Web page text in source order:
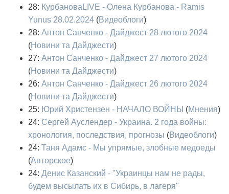
28: КурбановаLIVE - Олена Курбанова - Ramis
Yunus 28.02.2024 (Видеоблоги)
28: Антон Санченко - Дайджест 28 лютого 2024
(Новини та Дайджести)
27: Антон Санченко - Дайджест 27 лютого 2024
(Новини та Дайджести)
26: Антон Санченко - Дайджест 26 лютого 2024
(Новини та Дайджести)
25: Юрий Христензен - НАЧАЛО ВОЙНЫ (Мнения)
24: Сергей Ауслендер - Украина. 2 года войны:
хронология, последствия, прогнозы (Видеоблоги)
24: Таня Адамс - Мы упрямые, злобные медоеды
(Авторское)
24: Денис Казанский - "Украинцы нам не рады,
будем высылать их в Сибирь, в лагеря"